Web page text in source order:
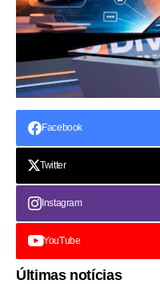
Facebook
Twitter
Instagram
YouTube
Últimas notícias